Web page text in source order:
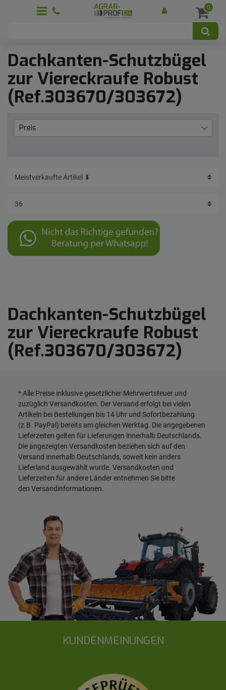
0
Dachkanten-Schutzbügel
zur Viereckraufe Robust
(Ref.303670/303672)
Preis
Dachkanten-Schutzbügel
zur Viereckraufe Robust
(Ref.303670/303672)
* Alle Preise inklusive gesetzlicher Mehrwertsteuer und
zuzüglich Versandkosten. Der Versand erfolgt bei vielen
Artikeln bei Bestellungen bis 14 Uhr und Sofortbezahlung
(z.B. PayPal) bereits am gleichen Werktag. Die angegebenen
Lieferzeiten gelten für Lieferungen innerhalb Deutschlands.
Die angezeigten Versandkosten beziehen sich auf den
Versand innerhalb Deutschlands, soweit kein anders
Lieferland ausgewählt wurde. Versandkosten und
Lieferzeiten für andere Länder entnehmen Sie bitte
den Versandinformationen.
KUNDENMEINUNGEN